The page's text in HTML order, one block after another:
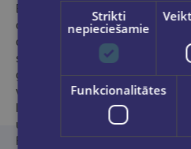
Barselonas. Viņš ir
de Constelaciones Sistemicas”
dibinātājs un direktors, viens no
sakārtojumu metodes pionieriem
geštaltterapiju un integratīvo
veidus, kopš 2001. gada viņš vada
lasa lekcijas dažādos
un Latīņamerikā. Viņa pirmā
Familiares” (“Ģimenes
Strikti
nepieciešamie
Funkcionalitātes